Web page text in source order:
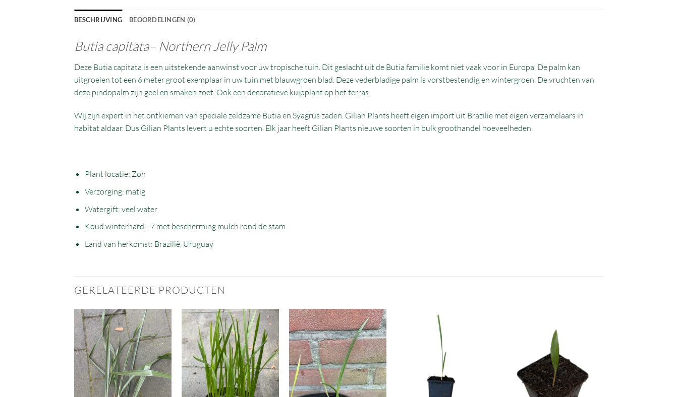
BESCHRIJVING BEOORDELINGEN (0)
Butia capitata– Northern Jelly Palm
Deze Butia capitata is een uitstekende aanwinst voor uw tropische tuin. Dit geslacht uit de Butia familie komt niet vaak voor in Europa. De palm kan
uitgroeien tot een 6 meter groot exemplaar in uw tuin met blauwgroen blad. Deze vederbladige palm is vorstbestendig en wintergroen. De vruchten van
deze pindopalm zijn geel en smaken zoet. Ook een decoratieve kuipplant op het terras.
Wij zijn expert in het ontkiemen van speciale zeldzame Butia en Syagrus zaden. Gilian Plants heeft eigen import uit Brazilie met eigen verzamelaars in
habitat aldaar. Dus Gilian Plants levert u echte soorten. Elk jaar heeft Gilian Plants nieuwe soorten in bulk groothandel hoeveelheden.
Plant locatie: Zon
Verzorging: matig
Watergift: veel water
Koud winterhard: -7 met bescherming mulch rond de stam
Land van herkomst: Brazilië, Uruguay
GERELATEERDE PRODUCTEN